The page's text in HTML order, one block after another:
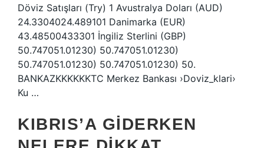
Döviz Satışları (Try) 1 Avustralya Doları (AUD)
24.3304024.489101 Danimarka (EUR)
43.48500433301 İngiliz Sterlini (GBP)
50.747051.01230) 50.747051.01230)
50.747051.01230) 50.747051.01230) 50.
BANKAZKKKKKKTC Merkez Bankası ›Doviz_klari›
Ku …
KIBRIS’A GIDERKEN